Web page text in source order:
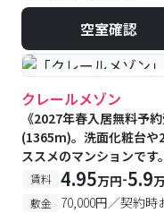
空室確認
#予約受付中 #空室待ち
クレールメゾン
《2027年春入居無料予
(1365m)。洗面化粧台や
ススメのマンションで
賃料 4.95万円-5.9
敷金 70,000円／契約時